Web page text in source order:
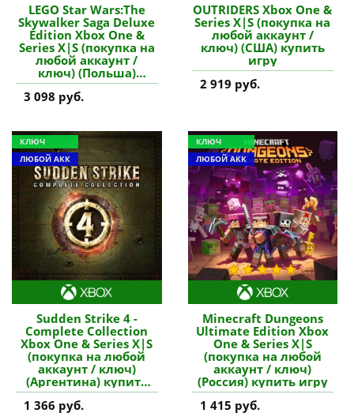
LEGO Star Wars:The
Skywalker Saga Deluxe
Edition Xbox One &
Series X|S (покупка на
любой аккаунт /
ключ) (Польша)
купить игру
3 098 руб.
OUTRIDERS Xbox One &
Series X|S (покупка на
любой аккаунт /
ключ) (США) купить
игру
2 919 руб.
КЛЮЧ
ЛЮБОЙ АКК
Sudden Strike 4 -
Complete Collection
Xbox One & Series X|S
(покупка на любой
аккаунт / ключ)
(Аргентина) купить
игру
1 366 руб.
КЛЮЧ
ЛЮБОЙ АКК
Minecraft Dungeons
Ultimate Edition Xbox
One & Series X|S
(покупка на любой
аккаунт / ключ)
(Россия) купить игру
1 415 руб.